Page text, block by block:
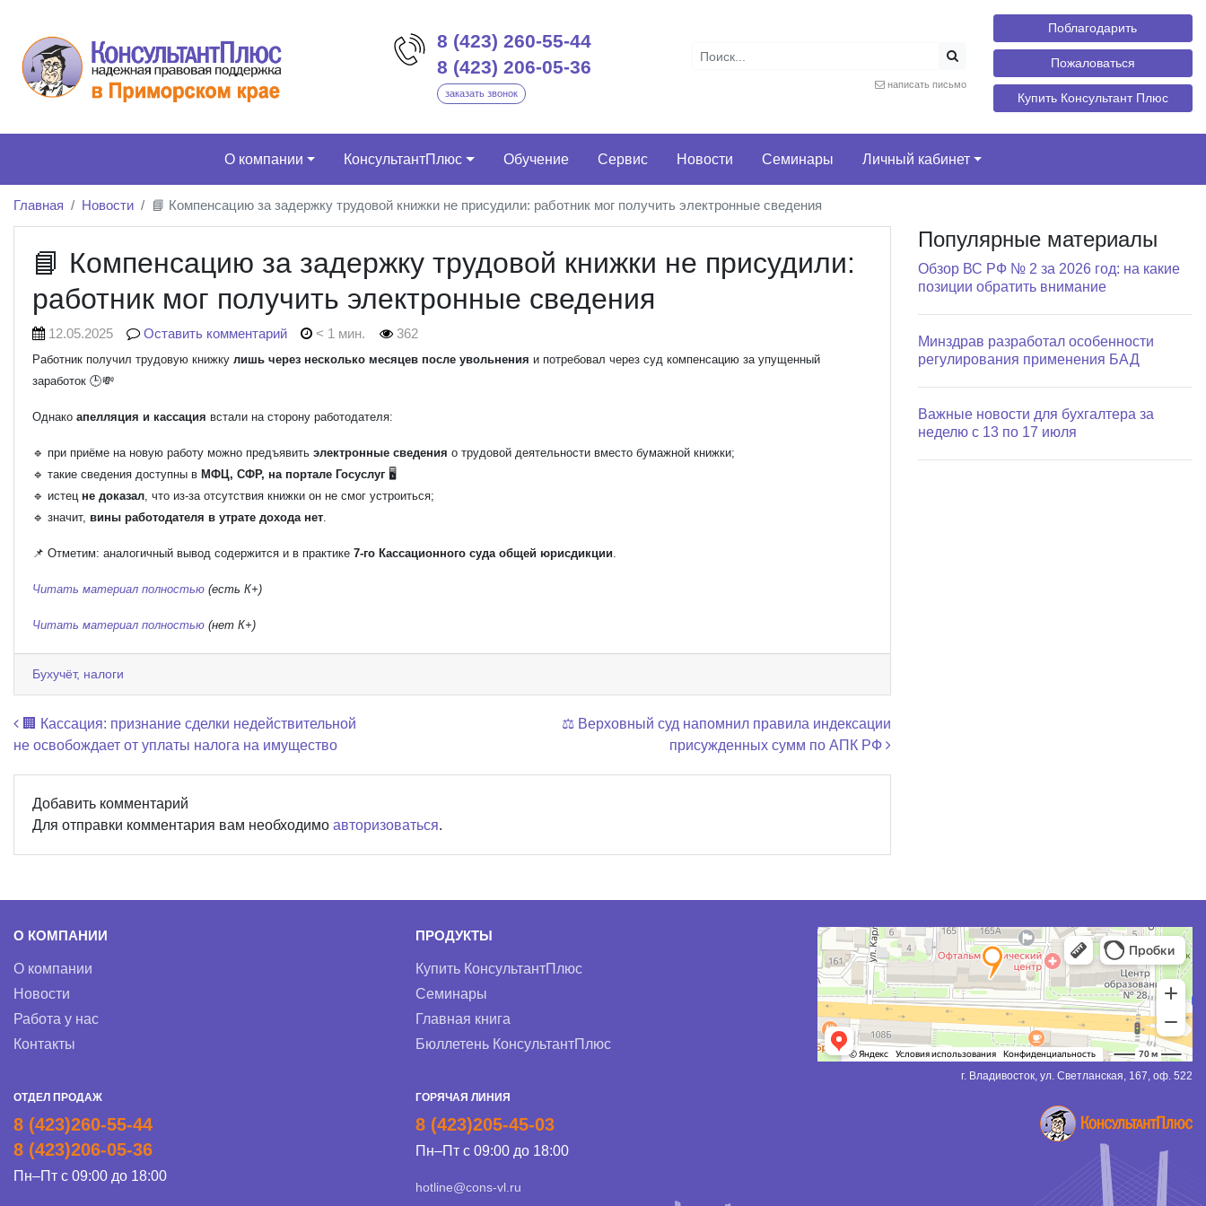
8 (423) 260-55-44
8 (423) 206-05-36
заказать звонок
написать письмо
Поблагодарить
Пожаловаться
Купить Консультант Плюс
О компании КонсультантПлюс Обучение Сервис Новости Семинары Личный кабинет
Главная Новости 📘 Компенсацию за задержку трудовой книжки не присудили: работник мог получить электронные сведения
📘 Компенсацию за задержку трудовой книжки не присудили:
работник мог получить электронные сведения
12.05.2025 Оставить комментарий < 1 мин. 362
Работник получил трудовую книжку лишь через несколько месяцев после увольнения и потребовал через суд компенсацию за упущенный
заработок 🕒💸
Однако апелляция и кассация встали на сторону работодателя:
🔹 при приёме на новую работу можно предъявить электронные сведения о трудовой деятельности вместо бумажной книжки;
🔹 такие сведения доступны в МФЦ, СФР, на портале Госуслуг 🖥️
🔹 истец не доказал , что из-за отсутствия книжки он не смог устроиться;
🔹 значит, вины работодателя в утрате дохода нет
📌 Отметим: аналогичный вывод содержится и в практике 7-го Кассационного суда общей юрисдикции
Читать материал полностью (есть К+)
Читать материал полностью (нет К+)
Бухучёт, налоги
Навигация по записям
🏢 Кассация: признание сделки недействительной
не освобождает от уплаты налога на имущество
⚖️ Верховный суд напомнил правила индексации
присужденных сумм по АПК РФ
Добавить комментарий
Для отправки комментария вам необходимо авторизоваться.
Популярные материалы
Обзор ВС РФ № 2 за 2026 год: на какие
позиции обратить внимание
Минздрав разработал особенности
регулирования применения БАД
Важные новости для бухгалтера за
неделю с 13 по 17 июля
О КОМПАНИИ
О компании
Новости
Работа у нас
Контакты
ПРОДУКТЫ
Купить КонсультантПлюс
Семинары
Главная книга
Бюллетень КонсультантПлюс
г. Владивосток, ул. Светланская, 167, оф. 522
ОТДЕЛ ПРОДАЖ
8 (423)260-55-44
8 (423)206-05-36
Пн–Пт с 09:00 до 18:00
ГОРЯЧАЯ ЛИНИЯ
8 (423)205-45-03
Пн–Пт с 09:00 до 18:00
hotline@cons-vl.ru